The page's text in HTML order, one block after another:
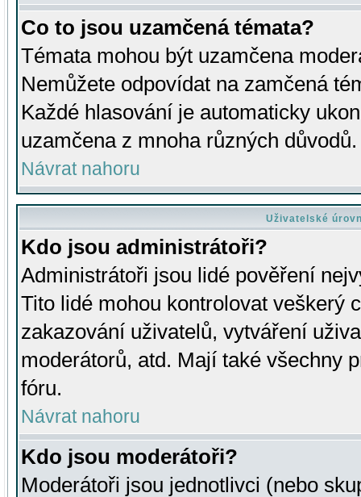
Co to jsou uzamčená témata?
Témata mohou být uzamčena
Nemůžete odpovídat na zamčená
Každé hlasování je automaticky
uzamčena z mnoha různých důvodů.
Návrat nahoru
Uživatelské
Kdo jsou administrátoři?
Administrátoři jsou lidé pověření
Tito lidé mohou kontrolovat veškerý
zakazování uživatelů, vytváření
moderátorů, atd. Mají také všechny
fóru.
Návrat nahoru
Kdo jsou moderátoři?
Moderátoři jsou jednotlivci (nebo